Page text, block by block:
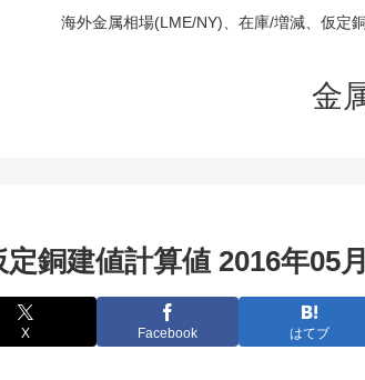
海外金属相場(LME/NY)、在庫/増減、仮定
金
銅建値計算値 2016年05
X Facebook はてブ